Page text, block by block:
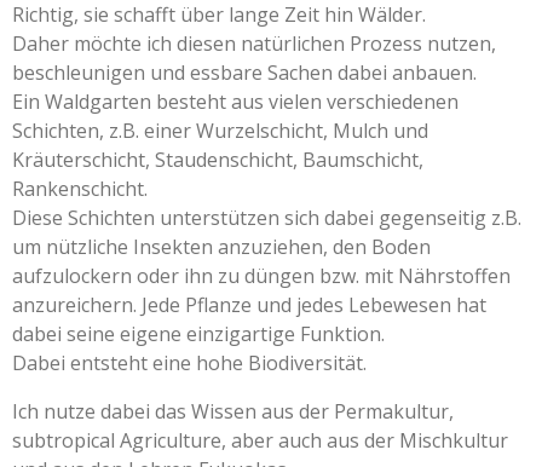
Richtig, sie schafft über lange Zeit hin Wälder.
Daher möchte ich diesen natürlichen Prozess nutzen,
beschleunigen und essbare Sachen dabei anbauen.
Ein Waldgarten besteht aus vielen verschiedenen
Schichten, z.B. einer Wurzelschicht, Mulch und
Kräuterschicht, Staudenschicht, Baumschicht,
Rankenschicht.
Diese Schichten unterstützen sich dabei gegenseitig z.B.
um nützliche Insekten anzuziehen, den Boden
aufzulockern oder ihn zu düngen bzw. mit Nährstoffen
anzureichern. Jede Pflanze und jedes Lebewesen hat
dabei seine eigene einzigartige Funktion.
Dabei entsteht eine hohe Biodiversität.
Ich nutze dabei das Wissen aus der Permakultur,
subtropical Agriculture, aber auch aus der Mischkultur